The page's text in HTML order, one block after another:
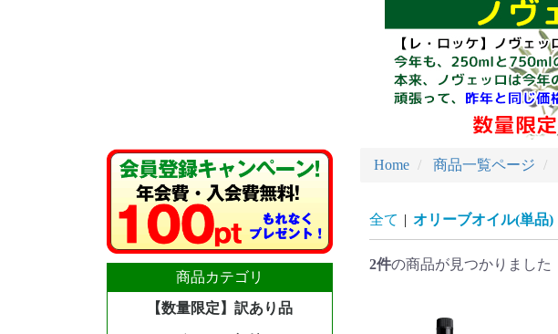
商品カテゴリ
【数量限定】訳あり品
Home 商品一覧ページ
全て | オリーブオイル(単品)
2件の商品が見つかりました